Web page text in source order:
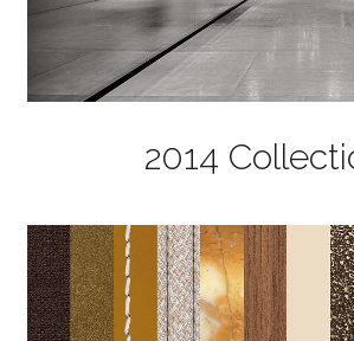
2014